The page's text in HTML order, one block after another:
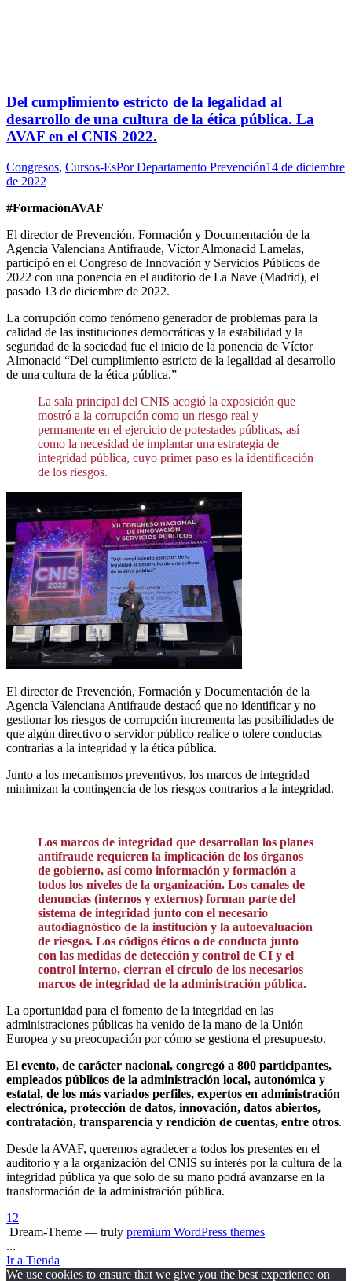
Del cumplimiento estricto de la legalidad al
desarrollo de una cultura de la ética pública. La
AVAF en el CNIS 2022.
Congresos, Cursos-EsPorDepartamento Prevención14 de diciembre
de 2022
#FormaciónAVAF
El director de Prevención, Formación y Documentación de la
Agencia Valenciana Antifraude, Víctor Almonacid Lamelas,
participó en el Congreso de Innovación y Servicios Públicos de
2022 con una ponencia en el auditorio de La Nave (Madrid), el
pasado 13 de diciembre de 2022.
La corrupción como fenómeno generador de problemas para la
calidad de las instituciones democráticas y la estabilidad y la
seguridad de la sociedad fue el inicio de la ponencia de Víctor
Almonacid “Del cumplimiento estricto de la legalidad al desarrollo
de una cultura de la ética pública.”
La sala principal del CNIS acogió la exposición que
mostró a la corrupción como un riesgo real y
permanente en el ejercicio de potestades públicas, así
como la necesidad de implantar una estrategia de
integridad pública, cuyo primer paso es la identificación
de los riesgos.
El director de Prevención, Formación y Documentación de la
Agencia Valenciana Antifraude destacó que no identificar y no
gestionar los riesgos de corrupción incrementa las posibilidades de
que algún directivo o servidor público realice o tolere conductas
contrarias a la integridad y la ética pública.
Junto a los mecanismos preventivos, los marcos de integridad
minimizan la contingencia de los riesgos contrarios a la integridad.
Los marcos de integridad que desarrollan los planes
antifraude requieren la implicación de los órganos
de gobierno, así como información y formación a
todos los niveles de la organización. Los canales de
denuncias (internos y externos) forman parte del
sistema de integridad junto con el necesario
autodiagnóstico de la institución y la autoevaluación
de riesgos. Los códigos éticos o de conducta junto
con las medidas de detección y control de CI y el
control interno, cierran el círculo de los necesarios
marcos de integridad de la administración pública.
La oportunidad para el fomento de la integridad en las
administraciones públicas ha venido de la mano de la Unión
Europea y su preocupación por cómo se gestiona el presupuesto.
El evento, de carácter nacional, congregó a 800 participantes,
empleados públicos de la administración local, autonómica y
estatal, de los más variados perfiles, expertos en administración
electrónica, protección de datos, innovación, datos abiertos,
contratación, transparencia y rendición de cuentas, entre otros.
Desde la AVAF, queremos agradecer a todos los presentes en el
auditorio y a la organización del CNIS su interés por la cultura de la
integridad pública ya que solo de su mano podrá avanzarse en la
transformación de la administración pública.
1 2
Dream-Theme — truly premium WordPress themes
...
Ir a Tienda
We use cookies to ensure that we give you the best experience on